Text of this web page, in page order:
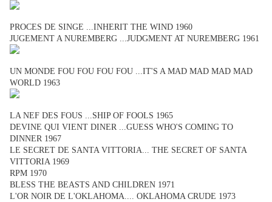
PROCES DE SINGE ...INHERIT THE WIND 1960
JUGEMENT A NUREMBERG ...JUDGMENT AT NUREMBERG 1961
UN MONDE FOU FOU FOU FOU ...IT'S A MAD MAD MAD MAD
WORLD 1963
LA NEF DES FOUS ...SHIP OF FOOLS 1965
DEVINE QUI VIENT DINER ...GUESS WHO'S COMING TO
DINNER 1967
LE SECRET DE SANTA VITTORIA... THE SECRET OF SANTA
VITTORIA 1969
RPM 1970
BLESS THE BEASTS AND CHILDREN 1971
L'OR NOIR DE L'OKLAHOMA.... OKLAHOMA CRUDE 1973